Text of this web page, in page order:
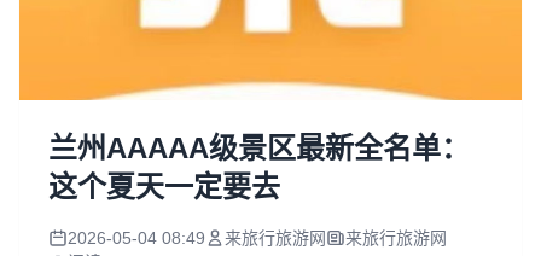
兰州AAAAA级景区最新全名单：
这个夏天一定要去
2026-05-04 08:49 来旅行旅游网
来旅行旅游网